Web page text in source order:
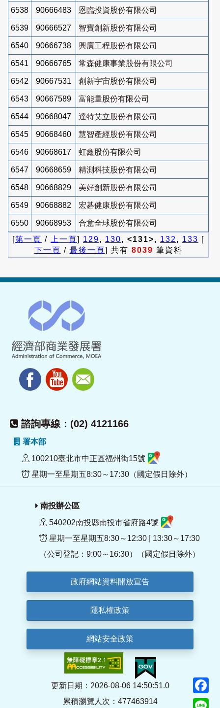
6538 90666483 恩臨投資股份有限公司
6539 90666527 智寶創新股份有限公司
6540 90666738 興廣工程股份有限公司
6541 90666765 常森健康事業股份有限公司
6542 90667531 創新宇宙股份有限公司
6543 90667589 富能量股份有限公司
6544 90668047 達特艾立股份有限公司
6545 90668460 慧智產經股份有限公司
6546 90668617 虹鑫股份有限公司
6547 90668659 精測科技股份有限公司
6548 90668829 美好創新股份有限公司
6549 90668882 宏碁健康股份有限公司
6550 90668953
合意全球股份有限公司
[第一頁 / 上一頁] 129, 130, <131>, 132 , 133 [
下一頁 / 最後一頁] 共有 8039 筆資料
諮詢專線：(02) 4121166
署本部
100210臺北市中正區福州街15號
星期一至星期五8:30～17:30（國定假日除外）
南投辦公區
540202南投縣南投市省府路4號
星期一至星期五8:30～12:30 | 13:30～17:30
（公司登記：9:00～16:30）（國定假日除外）
政府網站資料開放宣告
隱私權政策
網站安全政策
更新日期：2026-08-06 14:50:51.0
累積瀏覽人次：477463914